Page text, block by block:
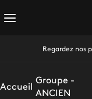
Regardez nos
Accueil
Groupe -
ANCIEN